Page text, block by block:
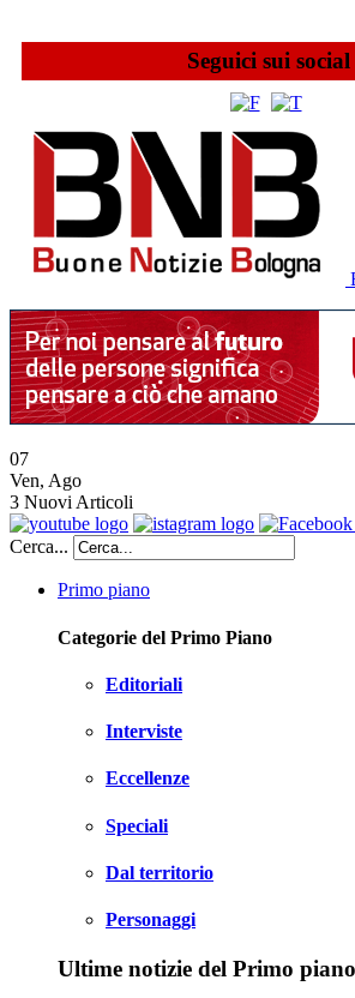
Seguici sui social
07
Ven, Ago
3 Nuovi Articoli
Cerca...
Primo piano
Categorie del Primo Piano
Editoriali
Interviste
Eccellenze
Speciali
Dal territorio
Personaggi
Ultime notizie del Primo piano